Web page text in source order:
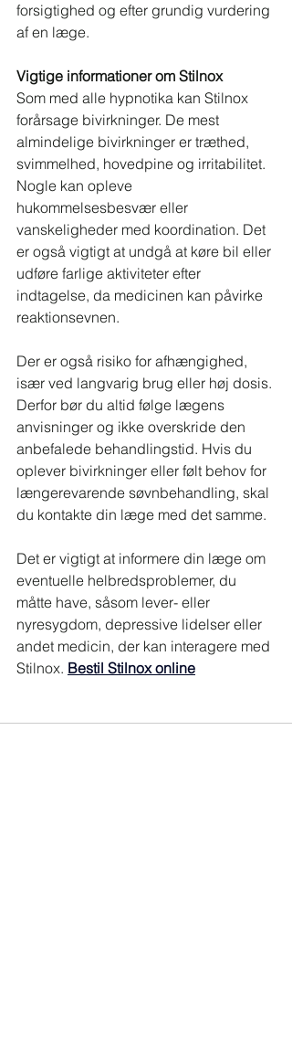
forsigtighed og efter grundig vurdering
af en læge.
Vigtige informationer om Stilnox
Som med alle hypnotika kan Stilnox
forårsage bivirkninger. De mest
almindelige bivirkninger er træthed,
svimmelhed, hovedpine og irritabilitet.
Nogle kan opleve
hukommelsesbesvær eller
vanskeligheder med koordination. Det
er også vigtigt at undgå at køre bil eller
udføre farlige aktiviteter efter
indtagelse, da medicinen kan påvirke
reaktionsevnen.
Der er også risiko for afhængighed,
især ved langvarig brug eller høj dosis.
Derfor bør du altid følge lægens
anvisninger og ikke overskride den
anbefalede behandlingstid. Hvis du
oplever bivirkninger eller følt behov for
længerevarende søvnbehandling, skal
du kontakte din læge med det samme.
Det er vigtigt at informere din læge om
eventuelle helbredsproblemer, du
måtte have, såsom lever- eller
nyresygdom, depressive lidelser eller
andet medicin, der kan interagere med
Stilnox. Bestil Stilnox online